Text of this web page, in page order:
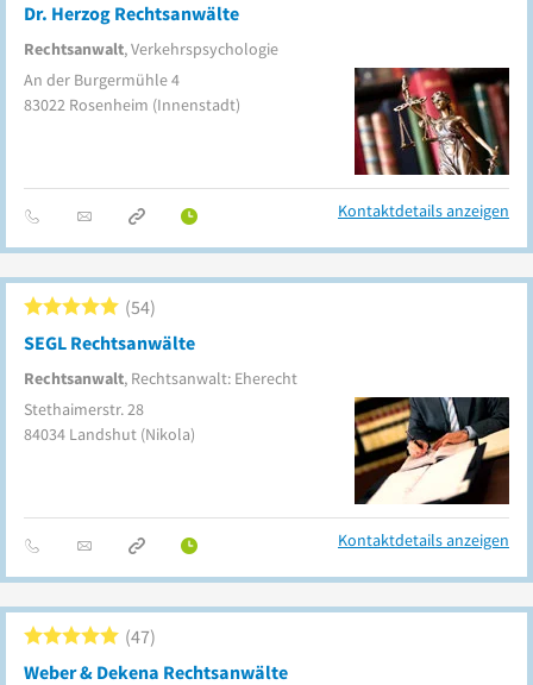
Dr. Herzog Rechtsanwälte
Rechtsanwalt, Verkehrspsychologie
An der Burgermühle 4
83022 Rosenheim (Innenstadt)
Kontaktdetails anzeigen
SEGL Rechtsanwälte
Rechtsanwalt, Rechtsanwalt: Eherecht
54
Stethaimerstr. 28
84034 Landshut (Nikola)
Kontaktdetails anzeigen
Weber & Dekena Rechtsanwälte
47